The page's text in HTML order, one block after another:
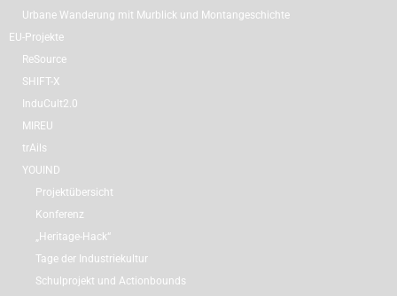
Urbane Wanderung mit Murblick und Montangeschichte
EU-Projekte
ReSource
SHIFT-X
InduCult2.0
MIREU
trAils
YOUIND
Projektübersicht
Konferenz
„Heritage-Hack“
Tage der Industriekultur
Schulprojekt und Actionbounds